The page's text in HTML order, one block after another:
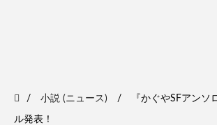
小説 (ニュース) 『かぐやSFアンソ
ル発表！